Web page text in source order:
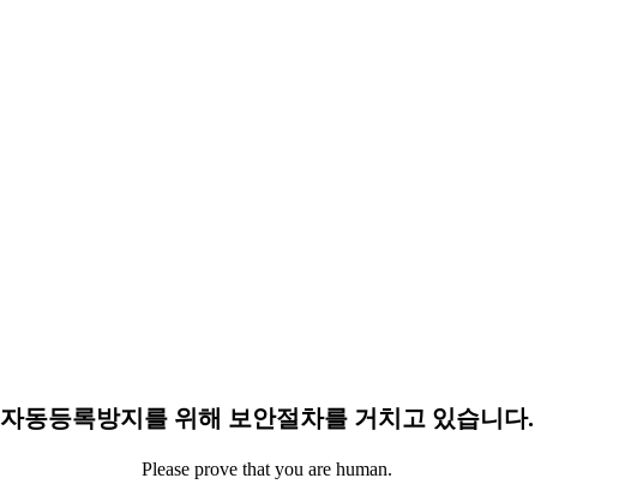
자동등록방지를 위해 보안절차를 거치고 있습니다.
Please prove that you are human.